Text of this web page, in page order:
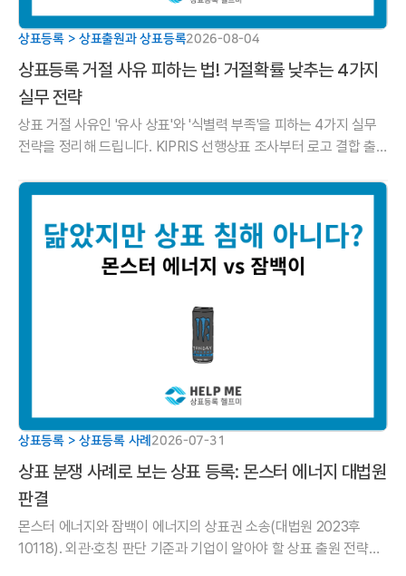
상표등록 > 상표출원과 상표등록2026-08-04
상표등록 거절 사유 피하는 법! 거절확률 낮추는 4가지
실무 전략
상표 거절 사유인 '유사 상표'와 '식별력 부족'을 피하는 4가지 실무
전략을 정리해 드립니다. KIPRIS 선행상표 조사부터 로고 결합 출
상표등록 > 상표등록 사례 2026-07-31
상표 분쟁 사례로 보는 상표 등록: 몬스터 에너지 대법원
판결
몬스터 에너지와 잠백이 에너지의 상표권 소송(대법원 2023후
10118). 외관·호칭 판단 기준과 기업이 알아야 할 상표 출원 전략을